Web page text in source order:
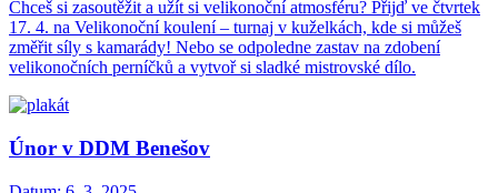
Chceš si zasoutěžit a užít si velikonoční atmosféru? Přijď ve čtvrtek
17. 4. na Velikonoční koulení – turnaj v kuželkách, kde si můžeš
změřit síly s kamarády! Nebo se odpoledne zastav na zdobení
velikonočních perníčků a vytvoř si sladké mistrovské dílo.
Únor v DDM Benešov